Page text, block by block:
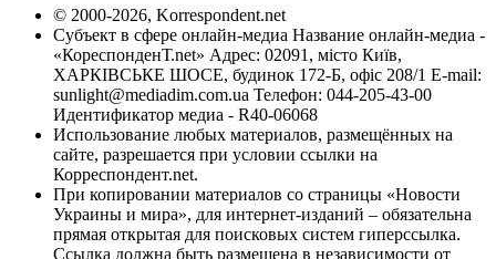
© 2000-2026, Korrespondent.net
Субъект в сфере онлайн-медиа Название онлайн-медиа -
«КореспонденТ.net» Адрес: 02091, місто Київ,
ХАРКІВСЬКЕ ШОСЕ, будинок 172-Б, офіс 208/1 E-mail:
sunlight@mediadim.com.ua Телефон: 044-205-43-00
Идентификатор медиа - R40-06068
Использование любых материалов, размещённых на
сайте, разрешается при условии ссылки на
Корреспондент.net.
При копировании материалов со страницы «Новости
Украины и мира», для интернет-изданий – обязательна
прямая открытая для поисковых систем гиперссылка.
Ссылка должна быть размещена в независимости от